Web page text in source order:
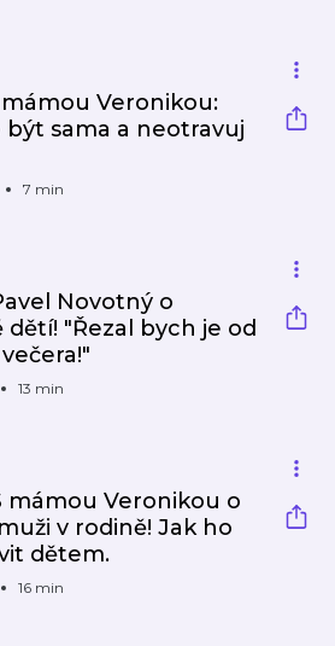
Veronikou:
být sama a neotravuj
7 min
Novotný o
dětí! "Řezal bych je od
13 min
mámou Veronikou o
v rodině! Jak ho
dětem.
16 min